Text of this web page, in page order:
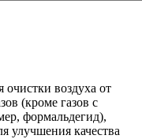
воздуха от
(кроме газов с
формальдегид),
улучшения качества